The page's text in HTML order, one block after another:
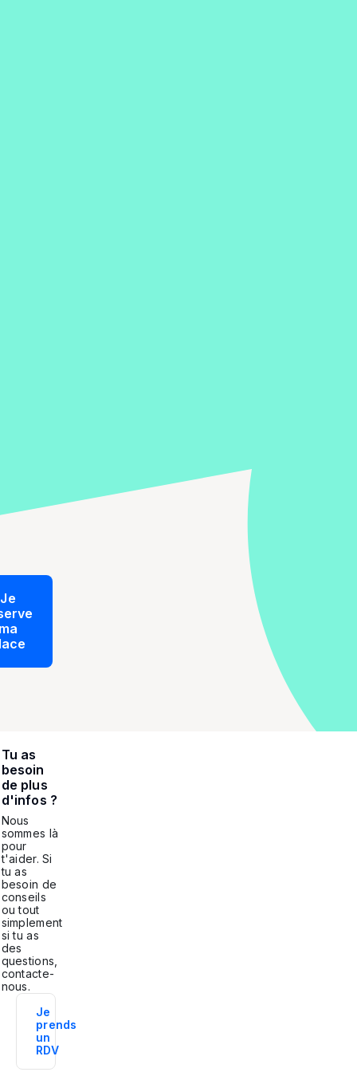
Je
Tu as
besoin
de plus
d'infos ?
Nous
sommes là
pour
t'aider. Si
tu as
besoin de
conseils
ou tout
simplement
si tu as
des
questions,
contacte-
nous.
Je
prends
un
RDV